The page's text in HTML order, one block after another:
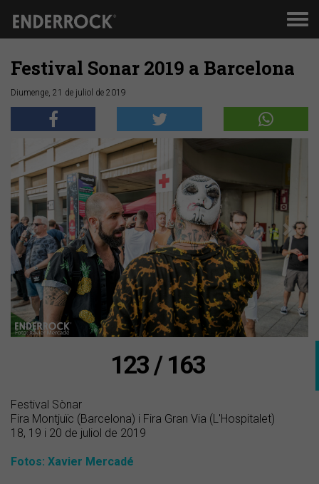
Festival Sonar 2019 a Barcelona
Diumenge, 21 de juliol de 2019
Anterior
123 / 163
Festival Sònar
Fira Montjuïc (Barcelona) i Fira Gran Via (L'Hospitalet)
18, 19 i 20 de juliol de 2019
Fotos: Xavier Mercadé